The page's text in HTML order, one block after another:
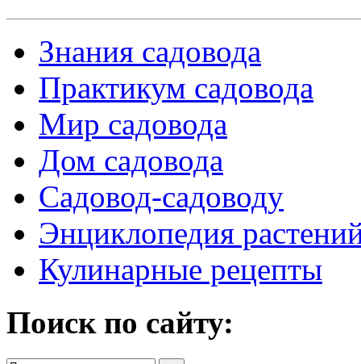
Знания садовода
Практикум садовода
Мир садовода
Дом садовода
Садовод-садоводу
Энциклопедия
Кулинарные рецепты
Поиск по сайту: